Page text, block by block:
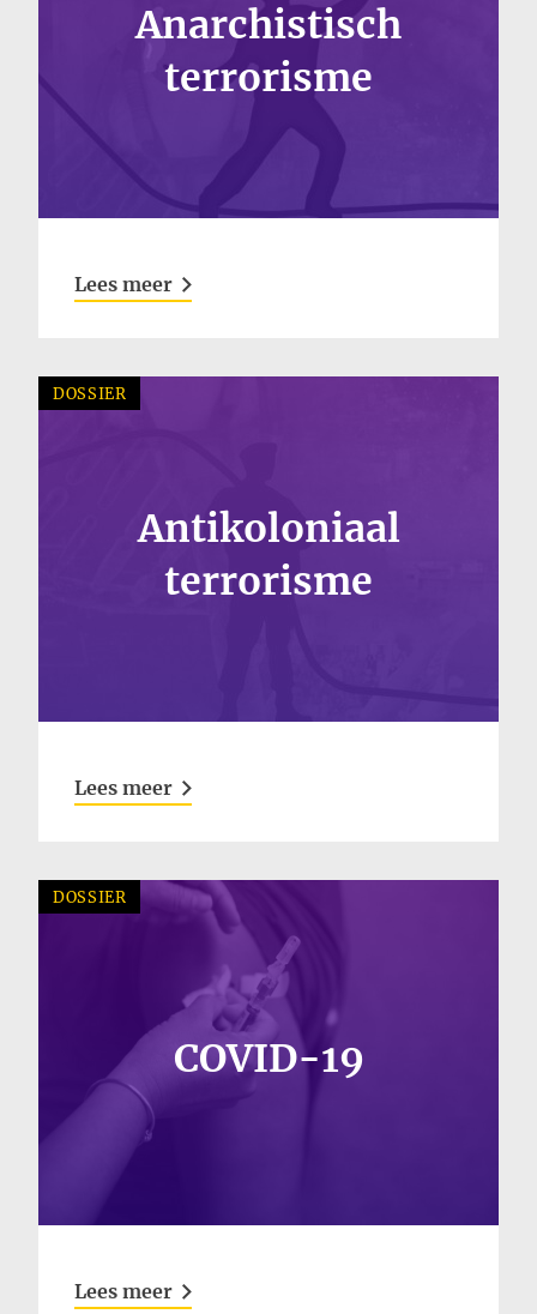
Anarchistisch
terrorisme
Lees meer
DOSSIER
Antikoloniaal
terrorisme
Lees meer
DOSSIER
COVID-19
Lees meer